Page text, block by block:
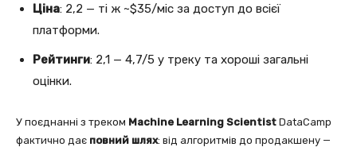
Ціна: 2,2 — ті ж ~$35/міс за доступ до всієї
платформи.
Рейтинги: 2,1 — 4,7/5 у треку та хороші загальні
оцінки.
У поєднанні з треком Machine Learning Scientist DataCamp
фактично дає повний шлях: від алгоритмів до продакшену —